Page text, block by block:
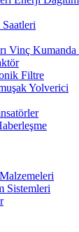
Vinç Kumanda
Filtre
Yolverici
Sistemleri